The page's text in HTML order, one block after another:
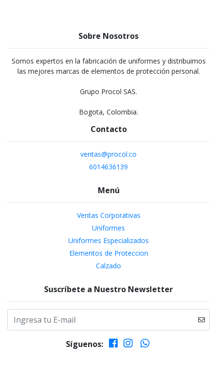
Sobre Nosotros
Somos expertos en la fabricación de uniformes y distribuimos
las mejores marcas de elementos de protección personal.
Grupo Procol SAS.
Bogota, Colombia.
Contacto
ventas@procol.co
6014636139
Menú
Ventas Corporativas
Uniformes
Uniformes Especializados
Elementos de Proteccion
Calzado
Suscríbete a Nuestro Newsletter
Síguenos: